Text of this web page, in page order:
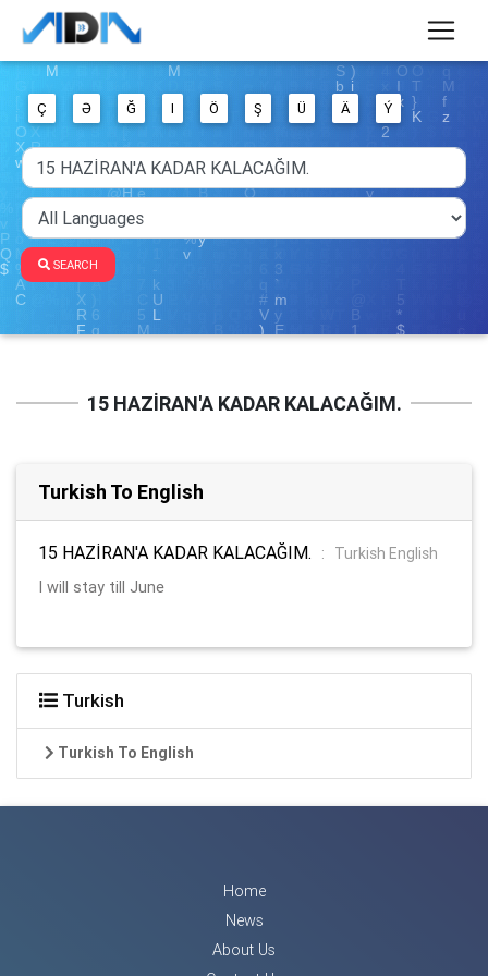
Ç Ə Ğ I Ö Ş Ü Ä Ý
SEARCH
15 HAZİRAN'A KADAR KALACAĞIM.
Turkish To English
15 HAZİRAN'A KADAR KALACAĞIM. :
Turkish English
I will stay till June
Turkish
Turkish To English
Home
News
About Us